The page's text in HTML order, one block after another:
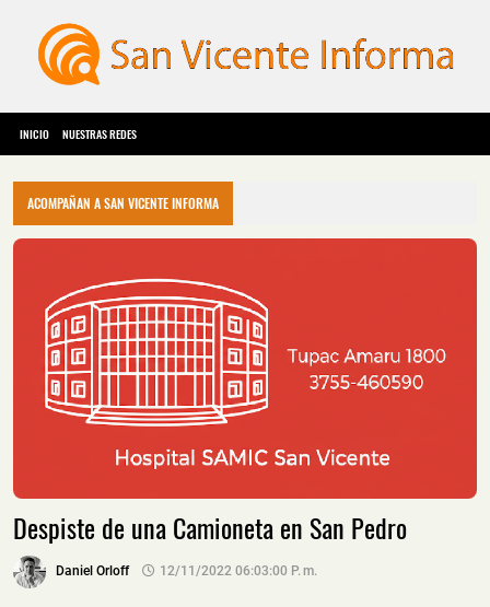
INICIO NUESTRAS REDES
ACOMPAÑAN A SAN VICENTE INFORMA
Despiste de una Camioneta en San Pedro
Daniel Orloff 12/11/2022 06:03:00 P. M.